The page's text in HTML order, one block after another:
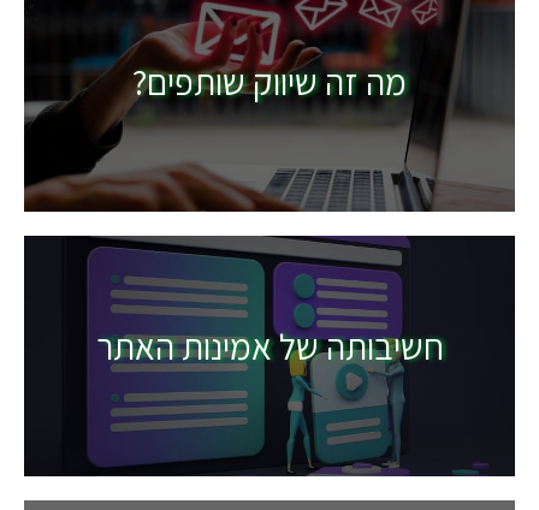
מה זה שיווק שותפים?
חשיבותה של אמינות האתר